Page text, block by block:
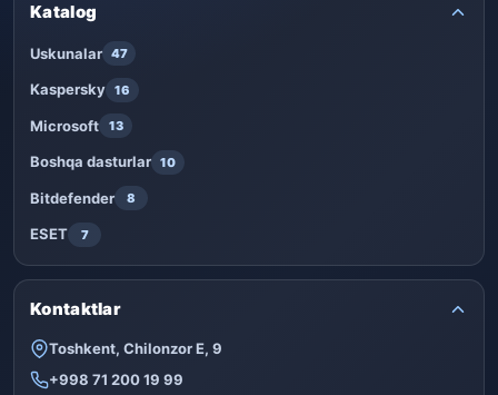
Katalog
Uskunalar 47
Kaspersky 16
Microsoft 13
Boshqa dasturlar 10
Bitdefender 8
ESET 7
Kontaktlar
Toshkent, Chilonzor E, 9
+998 71 200 19 99